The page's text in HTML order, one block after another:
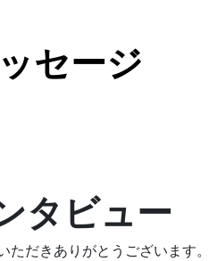
セージ
タビュー
ただきありがとうございます。